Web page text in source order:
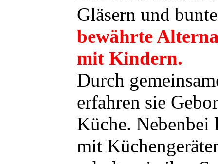
Gläsern und
bewährte
mit Kindern.
Durch
erfahren sie
Küche. Nebenbei
mit